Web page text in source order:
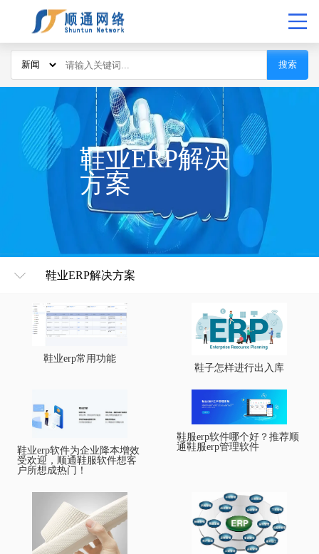
搜索
鞋业ERP解决
方案
鞋业ERP解决方案
鞋业erp常用功能
鞋子怎样进行出入库
鞋业erp软件为企业降本增效
受欢迎，顺通鞋服软件想客
户所想成热门！
鞋服erp软件哪个好？推荐顺
通鞋服erp管理软件